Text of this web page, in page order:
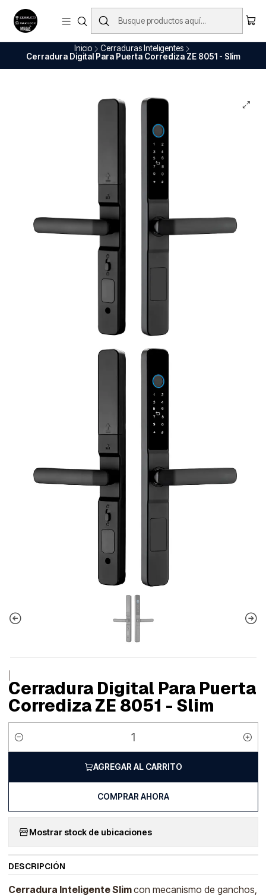
Envío Gratis en nuestros productos (Aplica para ciudades principales)
Ver Todo
Inicio
Cerraduras Inteligentes
Cerradura Digital Para Puerta Corrediza ZE 8051 - Slim
Cerradura Digital Para Puerta
Corrediza ZE 8051 - Slim
Cantidad
AGREGAR AL CARRITO
COMPRAR AHORA
Mostrar stock de ubicaciones
DESCRIPCIÓN
Cerradura Inteligente Slimcon mecanismo de ganchos,